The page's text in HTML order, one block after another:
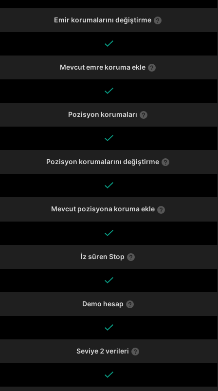
Emir korumalarını değiştirme
Mevcut emre koruma ekle
Pozisyon korumaları
Pozisyon korumalarını değiştirme
Mevcut pozisyona koruma ekle
İz süren Stop
Demo hesap
Seviye 2 verileri